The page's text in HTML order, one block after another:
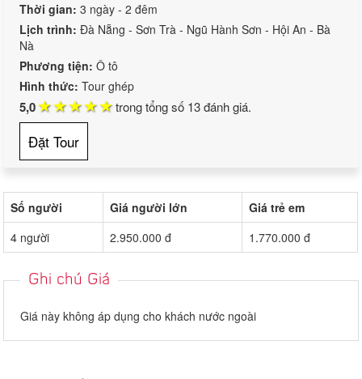
Thời gian:3 ngày - 2 đêm
Lịch trình:Đà Nẵng - Sơn Trà - Ngũ Hành Sơn - Hội An - Bà
Nà
Phương tiện:Ô tô
Hình thức:Tour ghép
5,0 trong tổng số 13đánh giá.
Đặt Tour
Số người Giá người lớn
Giá trẻ em
4 người
2.950.000 đ 1.770.000 đ
Ghi chú Giá
Giá này không áp dụng cho khách nước ngoài